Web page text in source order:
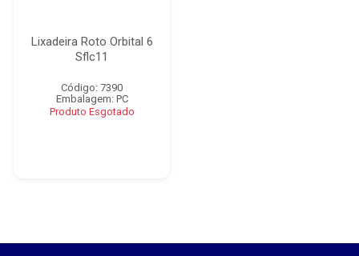
Lixadeira Roto Orbital 6
Sflc11
Código: 7390
Embalagem: PC
Produto Esgotado